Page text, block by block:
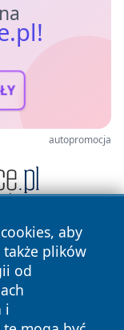
autopromocja
aby
także plików
od
i